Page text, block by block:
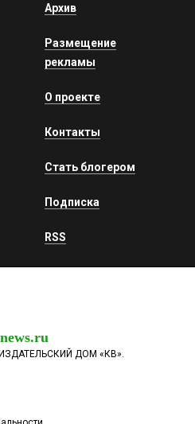
Архив
Размещение
рекламы
О проекте
Контакты
Стать блогером
Подписка
RSS
news.ru
ДОМ «КВ».